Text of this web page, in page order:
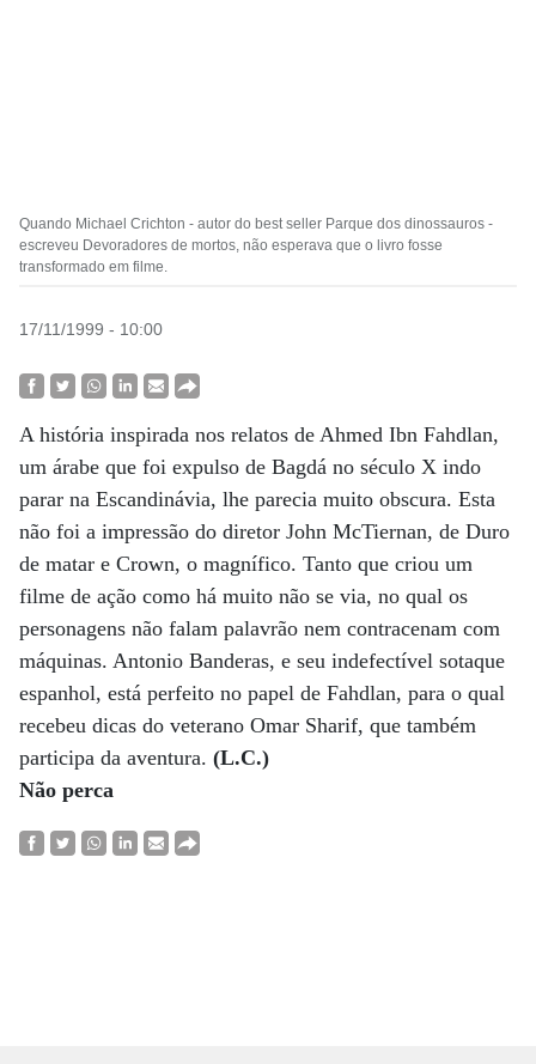
Quando Michael Crichton - autor do best seller Parque dos dinossauros -
escreveu Devoradores de mortos, não esperava que o livro fosse
transformado em filme.
17/11/1999 - 10:00
A história inspirada nos relatos de Ahmed Ibn Fahdlan,
um árabe que foi expulso de Bagdá no século X indo
parar na Escandinávia, lhe parecia muito obscura. Esta
não foi a impressão do diretor John McTiernan, de Duro
de matar e Crown, o magnífico. Tanto que criou um
filme de ação como há muito não se via, no qual os
personagens não falam palavrão nem contracenam com
máquinas. Antonio Banderas, e seu indefectível sotaque
espanhol, está perfeito no papel de Fahdlan, para o qual
recebeu dicas do veterano Omar Sharif, que também
participa da aventura. (L.C.)
Não perca